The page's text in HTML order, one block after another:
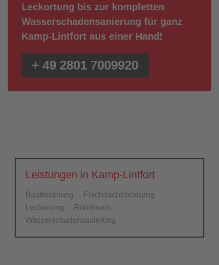
Leckortung bis zur kompletten
Wasserschadensanierung für ganz
Kamp-Lintfort aus einer Hand!
+ 49 2801 7009920
Leistungen in Kamp-Lintfort
Bautrocknung
Flachdachtrocknung
Leckortung
Rohrbruch
Wasserschadensanierung